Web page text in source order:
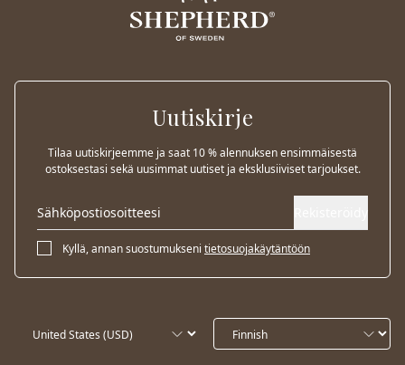
Uutiskirje
Tilaa uutiskirjeemme ja saat 10 % alennuksen ensimmäisestä
ostoksestasi sekä uusimmat uutiset ja eksklusiiviset tarjoukset.
Kyllä, annan suostumukseni tietosuojakäytäntöön